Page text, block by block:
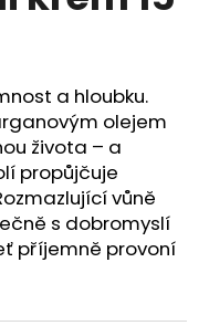
a hloubku.
olejem
života – a
propůjčuje
vůně
s dobromyslí
příjemně provoní